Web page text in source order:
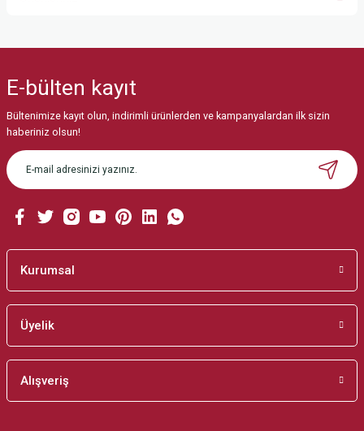
Görüş ve önerileriniz için teşekkür ederiz.
Ürün resmi kalitesiz, bozuk veya görüntülenemiyor.
Ürün açıklamasında eksik bilgiler bulunuyor.
Ürün bilgilerinde hatalar bulunuyor.
Bu ürüne benzer farklı alternatifler olmalı.
E-bülten kayıt
Bültenimize kayıt olun, indirimli ürünlerden ve kampanyalardan ilk sizin
haberiniz olsun!
Kurumsal
Üyelik
Alışveriş